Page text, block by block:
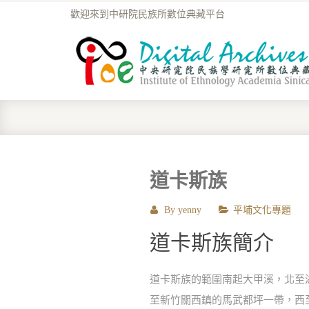
歡迎來到中研院民族所數位典藏平台
道卡斯族
By yenny 平埔文化專題
道卡斯族簡介
道卡斯族的範圍南起大甲溪，北
至新竹關西鎮的馬武都坪一帶，